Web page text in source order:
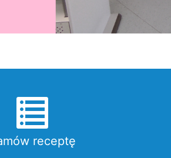
receptę